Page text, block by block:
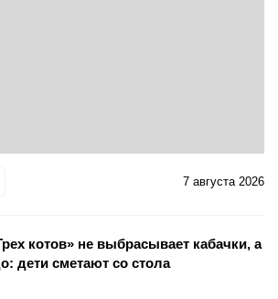
7 августа 2026
котов» не выбрасывает кабачки, а
дети сметают со стола